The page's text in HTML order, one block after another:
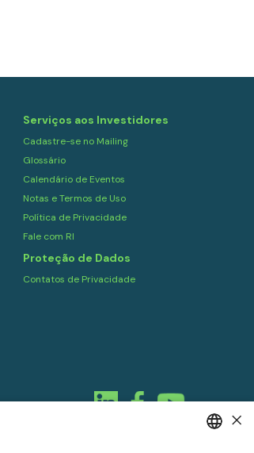
Serviços aos Investidores
Cadastre-se no Mailing
Glossário
Calendário de Eventos
Notas e Termos de Uso
Política de Privacidade
Fale com RI
Proteção de Dados
Contatos de Privacidade
×